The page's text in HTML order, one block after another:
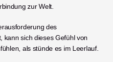
zur Welt.
kann sich dieses Gefühl von
als stünde es im Leerlauf.